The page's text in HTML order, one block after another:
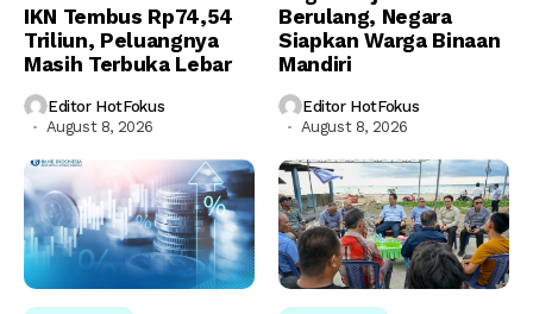
IKN Tembus Rp74,54
Triliun, Peluangnya
Masih Terbuka Lebar
Editor HotFokus
August 8, 2026
Berulang, Negara
Siapkan Warga Binaan
Mandiri
Editor HotFokus
August 8, 2026